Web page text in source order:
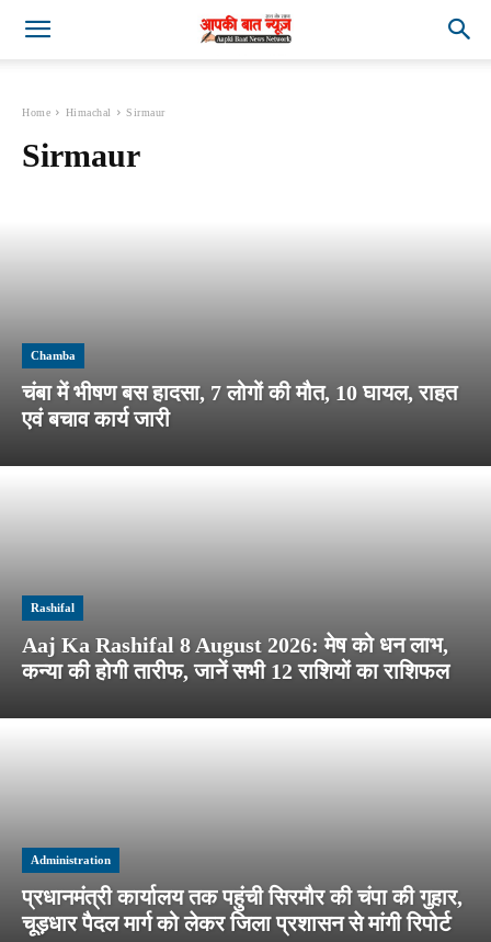
Home Himachal Sirmaur
Sirmaur
Chamba
चंबा में भीषण बस हादसा, 7 लोगों की मौत, 10 घायल, राहत
एवं बचाव कार्य जारी
Rashifal
Aaj Ka Rashifal 8 August 2026: मेष को धन लाभ,
कन्या की होगी तारीफ, जानें सभी 12 राशियों का राशिफल
Administration
प्रधानमंत्री कार्यालय तक पहुंची सिरमौर की चंपा की गुहार,
चूड़धार पैदल मार्ग को लेकर जिला प्रशासन से मांगी रिपोर्ट